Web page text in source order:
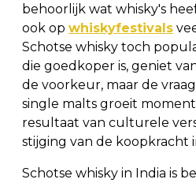
behoorlijk wat whisky's
ook op whiskyfestivals
Schotse whisky toch
die goedkoper is, geniet
de voorkeur, maar de
single malts groeit
resultaat van culturele
stijging van de koopkracht
Schotse whisky in India is